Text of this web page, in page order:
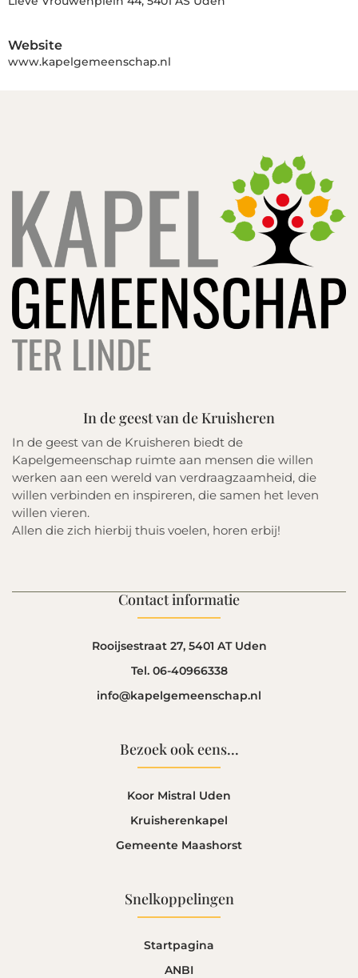
Website
www.kapelgemeenschap.nl
In de geest van de Kruisheren
In de geest van de Kruisheren biedt de
Kapelgemeenschap ruimte aan mensen die willen
werken aan een wereld van verdraagzaamheid, die
willen verbinden en inspireren, die samen het leven
willen vieren.
Allen die zich hierbij thuis voelen, horen erbij!
Contact informatie
Rooijsestraat 27, 5401 AT Uden
Tel. 06-40966338
info@kapelgemeenschap.nl
Bezoek ook eens...
Koor Mistral Uden
Kruisherenkapel
Gemeente Maashorst
Snelkoppelingen
Startpagina
ANBI